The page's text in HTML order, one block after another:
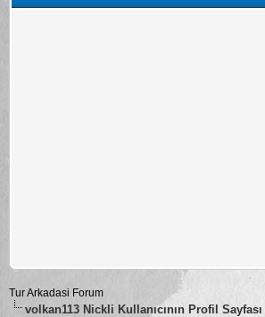
Tur Arkadasi Forum
volkan113 Nickli Kullanıcının Profil Sayfası